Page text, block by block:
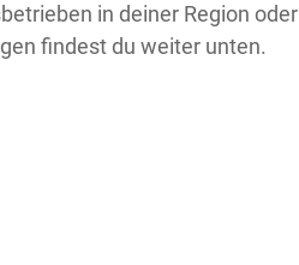
in deiner Region oder
findest du weiter unten.